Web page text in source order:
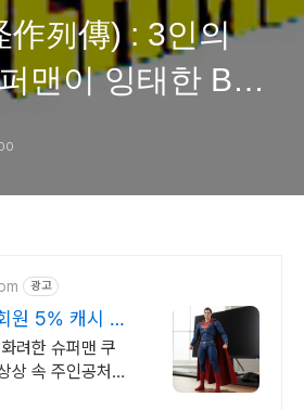
作列傳) : 3인의
맨이 잉태한 B급
광고
원 5% 캐시 적
려한 슈퍼맨 쿠
상 속 주인공처